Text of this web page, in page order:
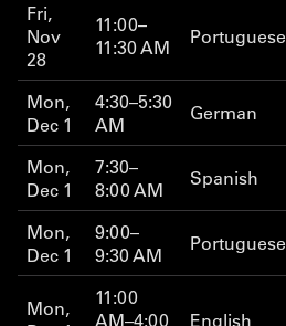
Fri,
Nov
28
11:00–
11:30 AM
Portuguese
Mon,
Dec 1
4:30–5:30
AM
German
Mon,
Dec 1
7:30–
8:00 AM
Spanish
Mon,
Dec 1
9:00–
9:30 AM
Portuguese
Mon,
11:00
AM–4:00
English